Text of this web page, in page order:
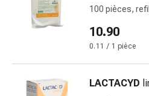
Pansements
doigts
Pansements
100 pièces,
10.90
0.11 / 1 pièce
LACTACYD